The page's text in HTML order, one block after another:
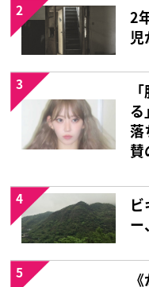
2
2
落
賛
3
ー
4
5